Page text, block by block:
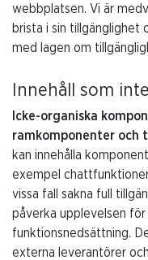
webbplatsen. Vi är
brista i sin tillgänglighet
med lagen om
Innehåll som
Icke-organiska
ramkomponenter och
kan innehålla
exempel
vissa fall sakna full
påverka upplevelsen för
funktionsnedsättning.
externa leverantörer